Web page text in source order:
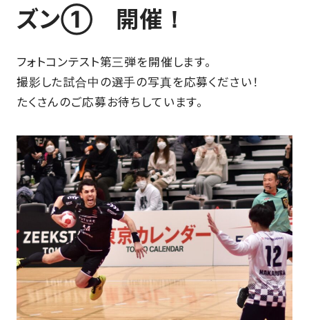
FAN CLUB
マイページはこちら
CSR
SCHOOL
PARTNERS
SHOP
ズン① 開催！
フォトコンテスト第三弾を開催します。
撮影した試合中の選手の写真を応募ください！
たくさんのご応募お待ちしています。